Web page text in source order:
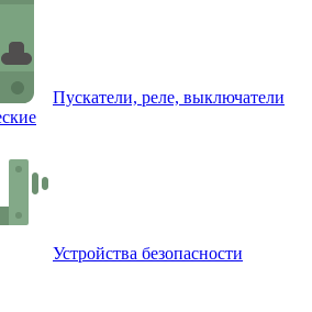
Пускатели, реле, выключатели
Устройства безопасности